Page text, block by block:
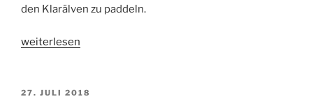
den Klarälven zu paddeln.
„Klarälven:
Quelle
weiterlesen
VERÖFFENTLICHT
27. JULI 2018